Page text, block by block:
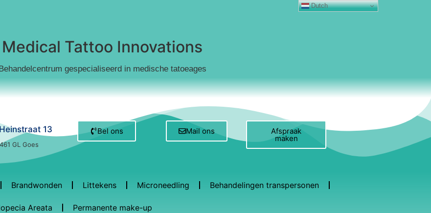
Medical Tattoo Innovations
gespecialiseerd in medische tatoeages
13
GL Goes
Bel ons Mail ons Afspraak
maken
Brandwonden Littekens Microneedling Behandelingen transpersonen
Areata Permanente make-up
Dutch